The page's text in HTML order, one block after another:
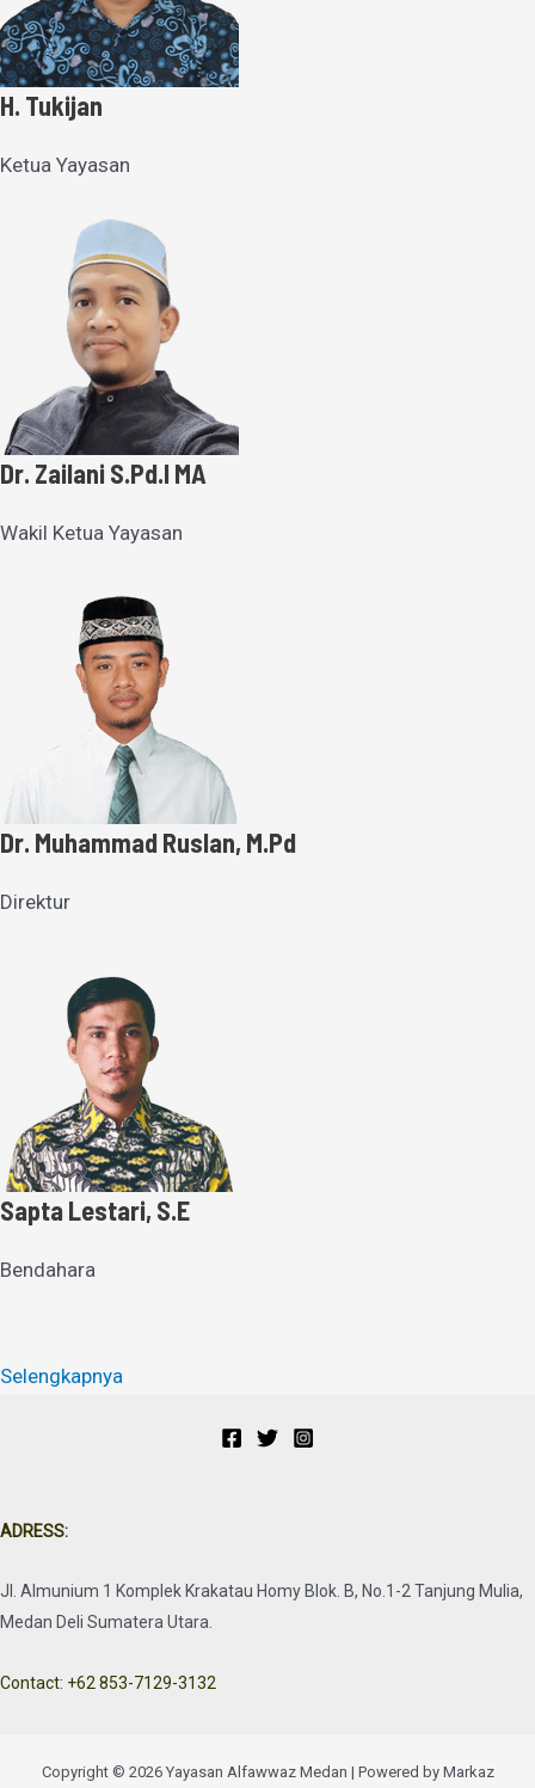
H. Tukijan
Ketua Yayasan
Dr. Zailani S.Pd.I MA
Wakil Ketua Yayasan
Dr. Muhammad Ruslan, M.Pd
Direktur
Sapta Lestari, S.E
Bendahara
Selengkapnya
ADRESS:
Jl. Almunium 1 Komplek Krakatau Homy Blok. B, No.1-2 Tanjung Mulia,
Medan Deli Sumatera Utara.
Contact: +62 853-7129-3132
Copyright © 2026 Yayasan Alfawwaz Medan | Powered by Markaz